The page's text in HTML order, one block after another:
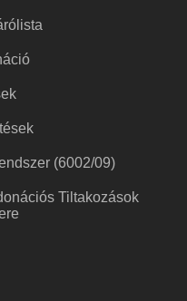
(6002/09)
Tiltakozások